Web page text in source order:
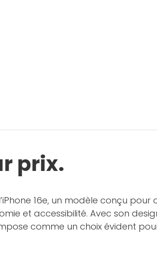
prix.
16e, un modèle conçu pour
et accessibilité. Avec son
comme un choix évident